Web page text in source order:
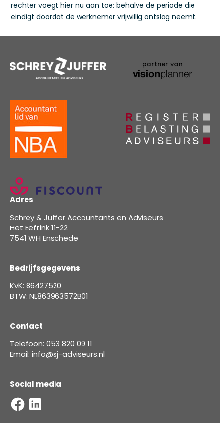
rechter voegt hier nu aan toe: behalve de periode die
eindigt doordat de werknemer vrijwillig ontslag neemt.
Adres
Schrey & Juffer Accountants en Adviseurs
Het Eeftink 11-22
7541 WH Enschede
Bedrijfsgegevens
KvK: 86427520
BTW: NL863963572B01
Contact
Telefoon: 053 820 09 11
Email: info@sj-adviseurs.nl
Social media